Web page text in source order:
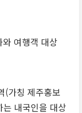
여행객 대상
(가칭 제주홍보
내국인을 대상